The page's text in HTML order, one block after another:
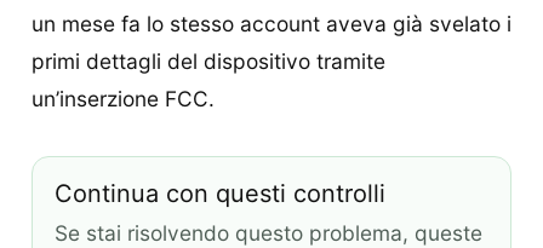
un mese fa lo stesso account aveva già svelato i
primi dettagli del dispositivo tramite
un’inserzione FCC.
Continua con questi controlli
Se stai risolvendo questo problema, queste